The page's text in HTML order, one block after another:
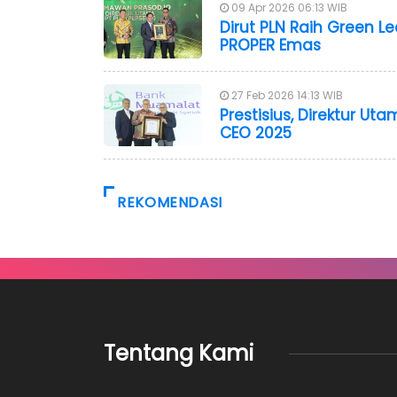
09 Apr 2026 06:13 WIB
Dirut PLN Raih Green
PROPER Emas
27 Feb 2026 14:13 WIB
Prestisius, Direktur
CEO 2025
REKOMENDASI
Tentang Kami